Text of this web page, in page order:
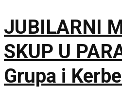
JUBILARNI
SKUP U
Grupa i